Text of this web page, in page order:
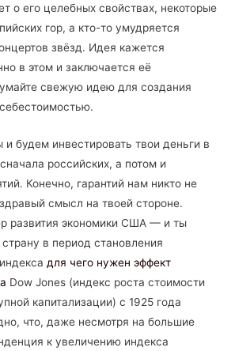
о его целебных свойствах, некоторые
гор, а кто-то умудряется
звёзд. Идея кажется
в этом и заключается её
свежую идею для создания
будем инвестировать твои деньги в
российских, а потом и
Конечно, гарантий нам никто не
смысл на твоей стороне.
развития экономики США — и ты
в период становления
для чего нужен эффект
Dow Jones (индекс роста стоимости
капитализации) с 1925 года
что, даже несмотря на большие
к увеличению индекса